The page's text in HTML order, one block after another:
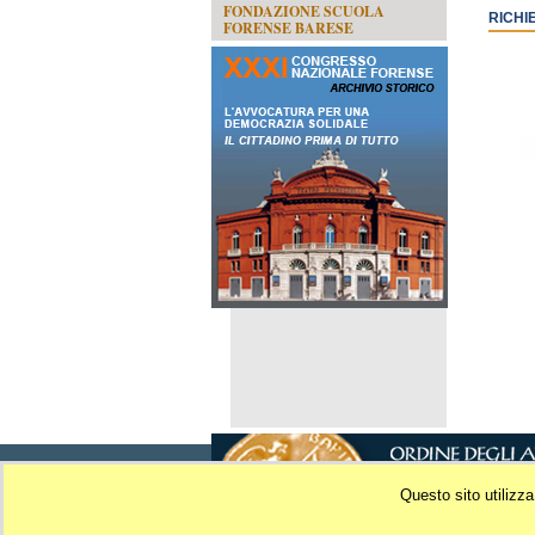
Questo sito
FONDAZIONE SCUOLA
FORENSE BARESE